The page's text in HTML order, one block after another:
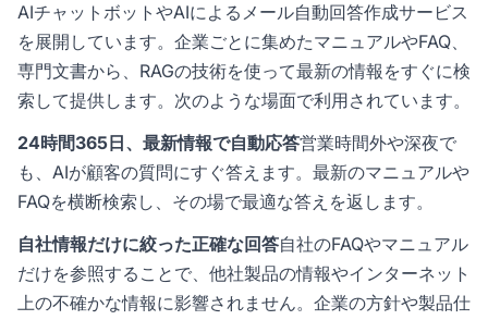
AIチャットボットやAIによるメール自動回答作成サービス
を展開しています。企業ごとに集めたマニュアルやFAQ、
専門文書から、RAGの技術を使って最新の情報をすぐに検
索して提供します。次のような場面で利用されています。
24時間365日、最新情報で自動応答営業時間外や深夜で
も、AIが顧客の質問にすぐ答えます。最新のマニュアルや
FAQを横断検索し、その場で最適な答えを返します。
自社情報だけに絞った正確な回答自社のFAQやマニュアル
だけを参照することで、他社製品の情報やインターネット
上の不確かな情報に影響されません。企業の方針や製品仕